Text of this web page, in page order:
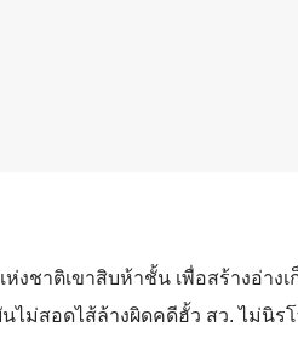
งชาติเขาสิบห้าชั้น เพื่อสร้างอ่าง
ไม่สอดไส้ล้างผิดคดีฮั้ว สว. ไม่นิร